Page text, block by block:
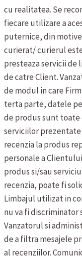
cu realitatea. Se
fiecare utilizare a
puternice, din
curierat/ curierul
presteaza servicii de
de catre Client.
de modul in care
terta parte, datele
de produs sunt
serviciilor
recenzia la produs
personale a
produs si/sau
recenzia, poate fi
Limbajul utilizat in
nu va fi discriminator
Vanzatorul si
de a filtra mesajele
al recenziilor.